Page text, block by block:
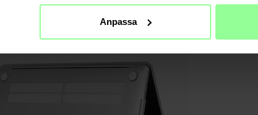
Anpassa